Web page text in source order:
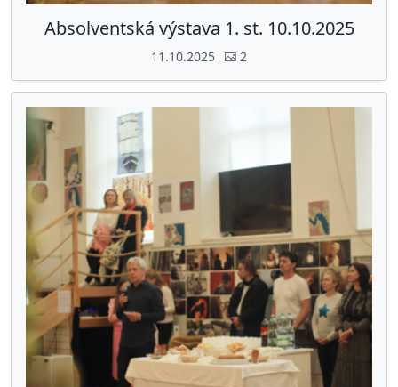
Absolventská výstava 1. st. 10.10.2025
11.10.2025 2